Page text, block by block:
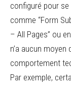
configuré pour
comme “Form
– All Pages” ou
n’a aucun moyen
comportement
Par exemple,